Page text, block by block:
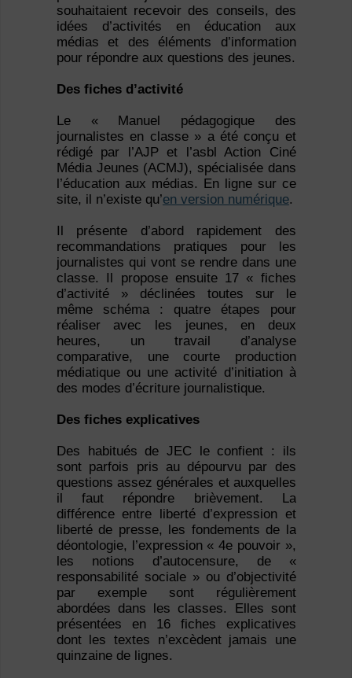
souhaitaient recevoir des conseils, des
idées d’activités en éducation aux
médias et des éléments d’information
pour répondre aux questions des jeunes.
Des fiches d’activité
Le « Manuel pédagogique des
journalistes en classe » a été conçu et
rédigé par l’AJP et l’asbl Action Ciné
Média Jeunes (ACMJ), spécialisée dans
l’éducation aux médias. En ligne sur ce
site, il n’existe qu’en version numérique.
Il présente d’abord rapidement des
recommandations pratiques pour les
journalistes qui vont se rendre dans une
classe. Il propose ensuite 17 « fiches
d’activité » déclinées toutes sur le
même schéma : quatre étapes pour
réaliser avec les jeunes, en deux
heures, un travail d’analyse
comparative, une courte production
médiatique ou une activité d’initiation à
des modes d’écriture journalistique.
Des fiches explicatives
Des habitués de JEC le confient : ils
sont parfois pris au dépourvu par des
questions assez générales et auxquelles
il faut répondre brièvement. La
différence entre liberté d’expression et
liberté de presse, les fondements de la
déontologie, l’expression « 4e pouvoir »,
les notions d’autocensure, de «
responsabilité sociale » ou d’objectivité
par exemple sont régulièrement
abordées dans les classes. Elles sont
présentées en 16 fiches explicatives
dont les textes n’excèdent jamais une
quinzaine de lignes.